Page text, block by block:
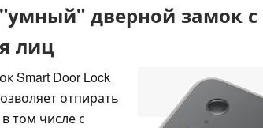
дверной замок с
лиц
Smart Door Lock
отпирать
том числе с